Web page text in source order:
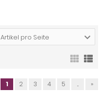
Artikel pro Seite
1 2 3 4 5 ... »